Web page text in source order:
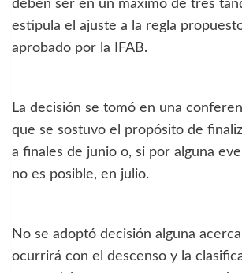
deben ser en un máximo de tres
estipula el ajuste a la regla
aprobado por la IFAB.
La decisión se tomó en una
que se sostuvo el propósito de
a finales de junio o, si por alguna
no es posible, en julio.
No se adoptó decisión alguna
ocurrirá con el descenso y la